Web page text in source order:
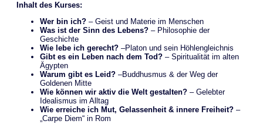
Inhalt des Kurses:
Wer bin ich? – Geist und Materie im Menschen
Was ist der Sinn des Lebens? – Philosophie der
Geschichte
Wie lebe ich gerecht? –Platon und sein Höhlengleichnis
Gibt es ein Leben nach dem Tod? – Spiritualität im alten
Ägypten
Warum gibt es Leid? –Buddhusmus & der Weg der
Goldenen Mitte
Wie können wir aktiv die Welt gestalten? – Gelebter
Idealismus im Alltag
Wie erreiche ich Mut, Gelassenheit & innere Freiheit? –
„Carpe Diem“ in Rom